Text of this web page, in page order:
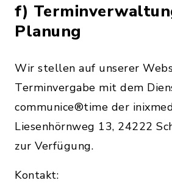
f)
Planung
Wir stellen auf unserer
Terminvergabe mit dem
communice®time der
Liesenhörnweg 13, 24222
zur Verfügung.
Kontakt: